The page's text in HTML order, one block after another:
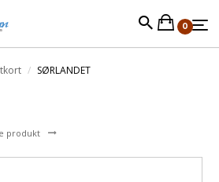
0
SØRLANDET
produkt